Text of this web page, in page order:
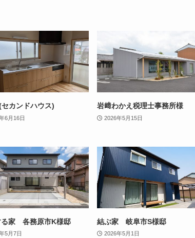
カンドハウス)
6月16日
岩﨑わかえ税理士事務所様
2026年5月15日
る家 各務原市K様邸
5月7日
結ぶ家 岐阜市S様邸
2026年5月1日